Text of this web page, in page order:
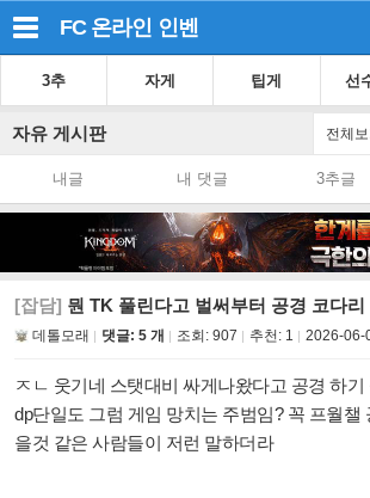
FC 온라인 인벤
3추 자게 팁게 선
자유 게시판 전체
내글 내 댓글 3추글
[잡담] 뭔 TK 풀린다고 벌써부터 공경 코다
데톨모래 댓글: 5 개 조회: 907 추천: 1 2026-06-
ㅈㄴ 웃기네 스탯대비 싸게나왔다고 공경 하기
dp단일도 그럼 게임 망치는 주범임? 꼭 프월챌
을것 같은 사람들이 저런 말하더라